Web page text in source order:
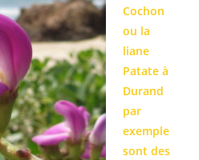
Cochon
ou la
liane
Patate à
Durand
par
exemple
sont des